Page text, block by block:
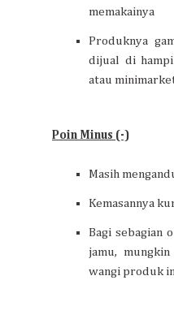
memakainya
Produknya
dijual di
atau
Poin Minus (-)
Masih
Kemasannya
Bagi sebagian
jamu,
wangi produk